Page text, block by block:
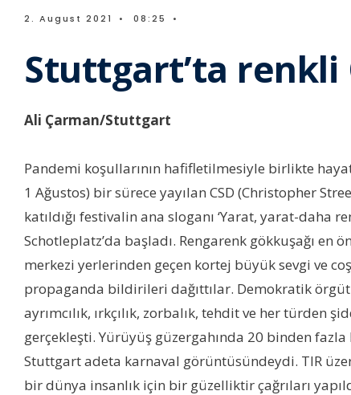
2. August 2021 • 08:25 •
Stuttgart’ta renkli
Ali Çarman/Stuttgart
Pandemi koşullarının hafifletilmesiyle birlikte
1 Ağustos) bir sürece yayılan CSD (Christopher
katıldığı festivalin ana sloganı ‘Yarat, yarat-
Schotleplatz’da başladı. Rengarenk gökkuşağı
merkezi yerlerinden geçen kortej büyük sevgi ve
propaganda bildirileri dağıttılar. Demokratik
ayrımcılık, ırkçılık, zorbalık, tehdit ve her
gerçekleşti. Yürüyüş güzergahında 20 binden
Stuttgart adeta karnaval görüntüsündeydi. TIR
bir dünya insanlık için bir güzelliktir çağrıları